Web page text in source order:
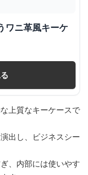
ニ革風キーケ
上質なキーケースで
出し、ビジネスシー
、内部には使いやす